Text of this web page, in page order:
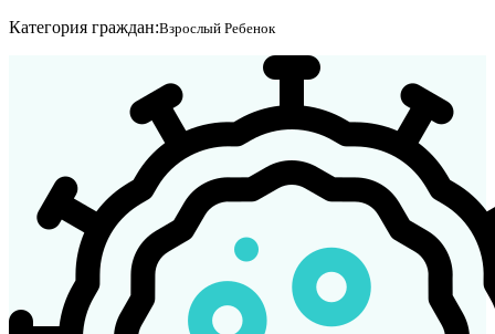
Категория граждан:Взрослый Ребенок